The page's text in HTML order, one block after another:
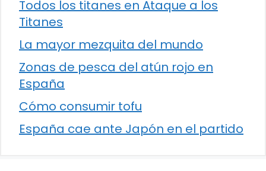
Todos los titanes en Ataque a los
Titanes
La mayor mezquita del mundo
Zonas de pesca del atún rojo en
España
Cómo consumir tofu
España cae ante Japón en el partido